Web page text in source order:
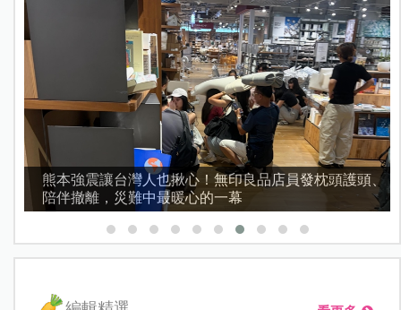
熊本強震讓台灣人也揪心！無印良品店員發枕頭護頭、
陪伴撤離，災難中最暖心的一幕